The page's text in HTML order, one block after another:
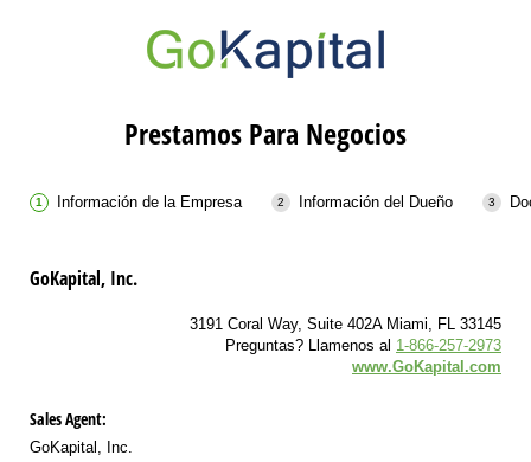
Prestamos Para Negocios
Información de la Empresa Información del Dueño
GoKapital, Inc.
3191 Coral Way, Suite 402A Miami, FL 33145
Preguntas? Llamenos al 1-866-257-2973
www.GoKapital.com
Sales Agent:
GoKapital, Inc.